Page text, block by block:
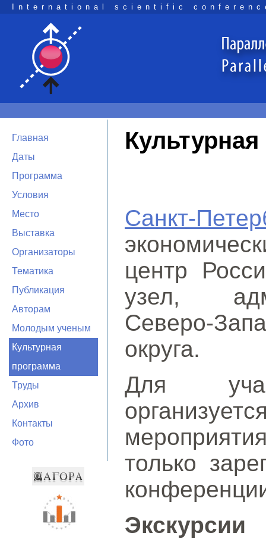
International scientific
Главная
Даты
Программа
Условия
Место
Выставка
Организаторы
Тематика
Публикация
Авторам
Молодым ученым
Культурная
программа
Труды
Архив
Контакты
Фото
Санкт-
центр
узел,
Северо-
округа.
Для
только
Экскурсии